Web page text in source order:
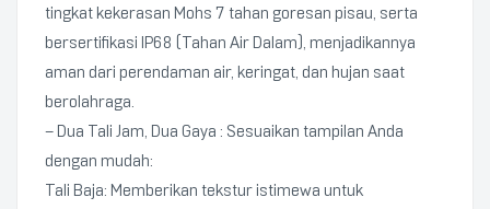
tingkat kekerasan Mohs 7 tahan goresan pisau, serta
bersertifikasi IP68 (Tahan Air Dalam), menjadikannya
aman dari perendaman air, keringat, dan hujan saat
berolahraga.
– Dua Tali Jam, Dua Gaya : Sesuaikan tampilan Anda
dengan mudah:
Tali Baja: Memberikan tekstur istimewa untuk